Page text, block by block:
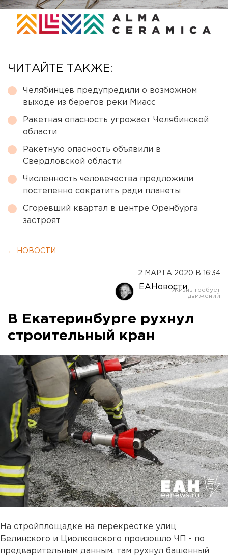
ЧИТАЙТЕ ТАКЖЕ:
Челябинцев предупредили о возможном
выходе из берегов реки Миасс
Ракетная опасность угрожает Челябинской
области
Ракетную опасность объявили в
Свердловской области
Численность человечества предложили
постепенно сократить ради планеты
Сгоревший квартал в центре Оренбурга
застроят
← НОВОСТИ
2 МАРТА 2020 В 16:34
ЕАНовости
В Екатеринбурге рухнул
строительный кран
На стройплощадке на перекрестке улиц
Белинского и Циолковского произошло ЧП - по
предварительным данным, там рухнул башенный